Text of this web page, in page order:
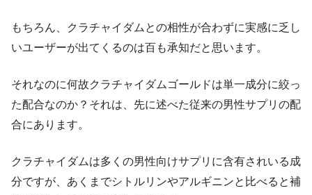
もちろん、クラチャイダムとの相性が合わずに実感に乏し
いユーザーが出てくるのは百も承知だと思います。
それなのに何故クラチャイダムゴールドは単一成分に絞っ
た配合なのか？それは、先に述べた従来の男性サプリの配
合にあります。
クラチャイダムは多くの男性向けサプリに含有されいる成
分ですが、あくまでシトルリンやアルギニンと比べると補